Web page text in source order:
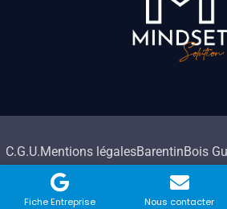
Fiche Entreprise Nous contacter
C.G.U.Mentions légalesBarentinBois
2026. Tous droits réservés